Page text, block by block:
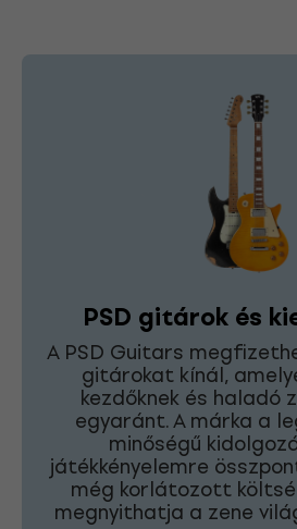
PSD gitárok és
A PSD Guitars
gitárokat kínál,
kezdőknek és haladó
egyaránt. A márka a
minőségű
játékkényelemre
még korlátozott
megnyithatja a zene